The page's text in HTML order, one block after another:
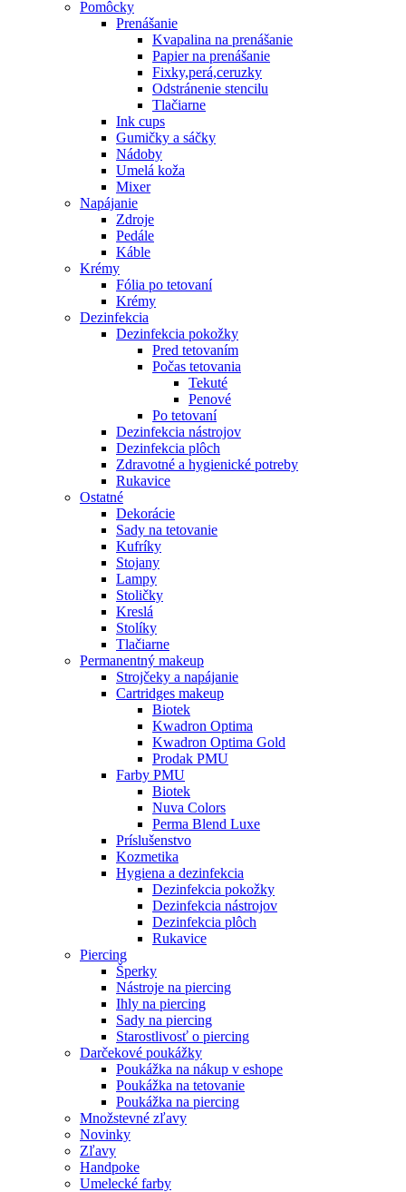
Pomôcky
Prenášanie
Kvapalina na prenášanie
Papier na prenášanie
Fixky,perá,ceruzky
Odstránenie stencilu
Tlačiarne
Ink cups
Gumičky a sáčky
Nádoby
Umelá koža
Mixer
Napájanie
Zdroje
Pedále
Káble
Krémy
Fólia po tetovaní
Krémy
Dezinfekcia
Dezinfekcia pokožky
Pred tetovaním
Počas tetovania
Tekuté
Penové
Po tetovaní
Dezinfekcia nástrojov
Dezinfekcia plôch
Zdravotné a hygienické potreby
Rukavice
Ostatné
Dekorácie
Sady na tetovanie
Kufríky
Stojany
Lampy
Stoličky
Kreslá
Stolíky
Tlačiarne
Permanentný makeup
Strojčeky a napájanie
Cartridges makeup
Biotek
Kwadron Optima
Kwadron Optima Gold
Prodak PMU
Farby PMU
Biotek
Nuva Colors
Perma Blend Luxe
Príslušenstvo
Kozmetika
Hygiena a dezinfekcia
Dezinfekcia pokožky
Dezinfekcia nástrojov
Dezinfekcia plôch
Rukavice
Piercing
Šperky
Nástroje na piercing
Ihly na piercing
Sady na piercing
Starostlivosť o piercing
Darčekové poukážky
Poukážka na nákup v eshope
Poukážka na tetovanie
Poukážka na piercing
Množstevné zľavy
Novinky
Zľavy
Handpoke
Umelecké farby